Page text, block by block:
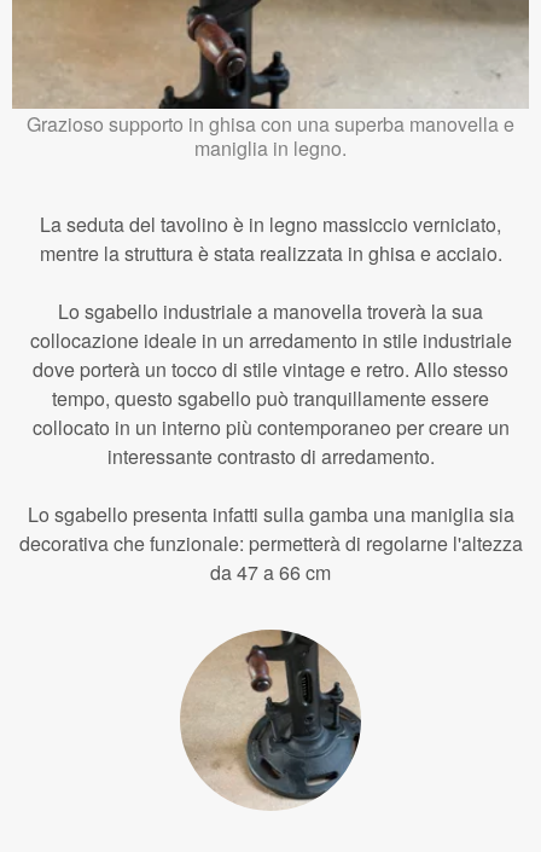
Grazioso supporto in ghisa con una superba manovella e
maniglia in legno.
La seduta del tavolino è in legno massiccio verniciato,
mentre la struttura è stata realizzata in ghisa e acciaio.
Lo sgabello industriale a manovella troverà la sua
collocazione ideale in un arredamento in stile industriale
dove porterà un tocco di stile vintage e retro. Allo stesso
tempo, questo sgabello può tranquillamente essere
collocato in un interno più contemporaneo per creare un
interessante contrasto di arredamento.
Lo sgabello presenta infatti sulla gamba una maniglia sia
decorativa che funzionale: permetterà di regolarne l'altezza
da 47 a 66 cm